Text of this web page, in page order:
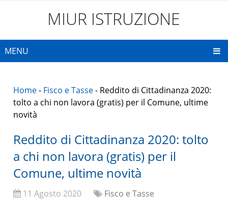
MIUR ISTRUZIONE
MENU
Home- Fisco e Tasse- Reddito di Cittadinanza 2020:
tolto a chi non lavora (gratis) per il Comune, ultime
novità
Reddito di Cittadinanza 2020: tolto
a chi non lavora (gratis) per il
Comune, ultime novità
11 Agosto 2020 Fisco e Tasse